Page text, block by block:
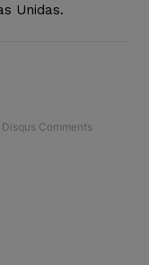
Unidas.
Disqus Comments